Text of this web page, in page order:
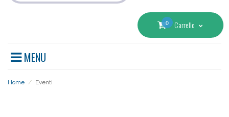
0 Carrello
MENU
Home / Eventi